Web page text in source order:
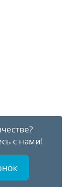
с нами!